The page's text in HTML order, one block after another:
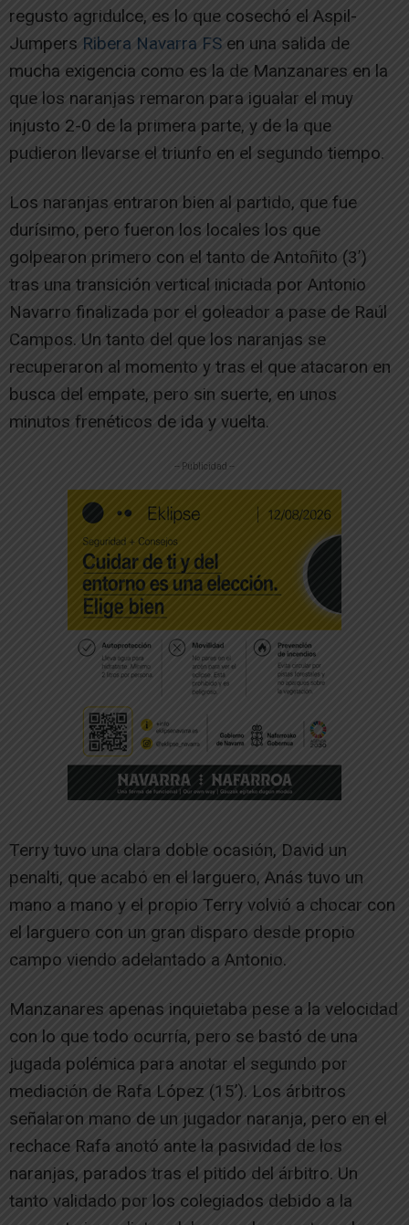
regusto agridulce, es lo que cosechó el Aspil-
Jumpers Ribera Navarra FS en una salida de
mucha exigencia como es la de Manzanares en la
que los naranjas remaron para igualar el muy
injusto 2-0 de la primera parte, y de la que
pudieron llevarse el triunfo en el segundo tiempo.
Los naranjas entraron bien al partido, que fue
durísimo, pero fueron los locales los que
golpearon primero con el tanto de Antoñito (3’)
tras una transición vertical iniciada por Antonio
Navarro finalizada por el goleador a pase de Raúl
Campos. Un tanto del que los naranjas se
recuperaron al momento y tras el que atacaron en
busca del empate, pero sin suerte, en unos
minutos frenéticos de ida y vuelta.
-- Publicidad --
Terry tuvo una clara doble ocasión, David un
penalti, que acabó en el larguero, Anás tuvo un
mano a mano y el propio Terry volvió a chocar con
el larguero con un gran disparo desde propio
campo viendo adelantado a Antonio.
Manzanares apenas inquietaba pese a la velocidad
con lo que todo ocurría, pero se bastó de una
jugada polémica para anotar el segundo por
mediación de Rafa López (15’). Los árbitros
señalaron mano de un jugador naranja, pero en el
rechace Rafa anotó ante la pasividad de los
naranjas, parados tras el pitido del árbitro. Un
tanto validado por los colegiados debido a la